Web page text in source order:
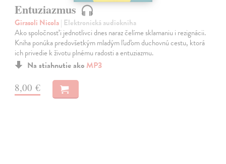
Entuziazmus
Girasoli Nicola| Elektronická audiokniha
Ako spoločnosť i jednotlivci dnes naraz čelíme sklamaniu i rezignácii.
Kniha ponúka predovšetkým mladým ľuďom duchovnú cestu, ktorá
ich privedie k životu plnému radosti a entuziazmu.
Na stiahnutie ako MP3
8,00 €